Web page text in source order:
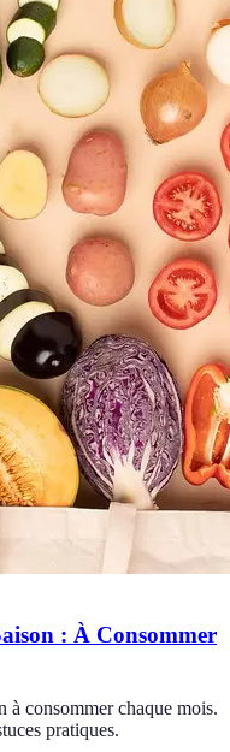
: À Consommer
à consommer chaque mois.
pratiques.